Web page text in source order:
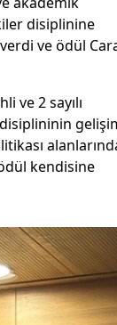
disiplinine
ve ödül
ve 2 sayılı
disiplininin
kendisine